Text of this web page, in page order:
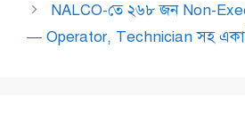
NALCO-তে ২৬৮ জন Non-
— Operator, Technician সহ